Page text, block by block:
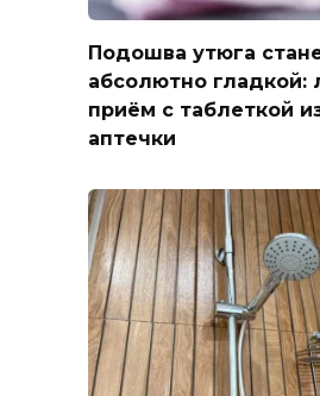
Подошва утюга
абсолютно гладкой:
приём с таблеткой
аптечки